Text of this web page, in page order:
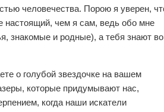
человечества. Порою я уверен,
чем я сам, ведь обо мне
знакомые и родные), а тебя знают во
о голубой звездочке на вашем
которые придумывают нас,
когда наши искатели